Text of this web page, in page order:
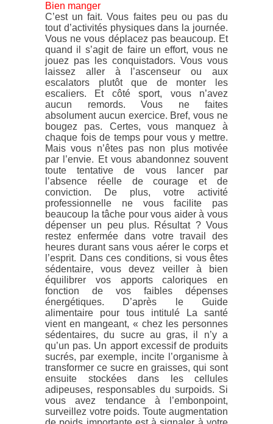
Bien manger
C’est un fait. Vous faites peu ou pas du
tout d’activités physiques dans la journée.
Vous ne vous déplacez pas beaucoup. Et
quand il s’agit de faire un effort, vous ne
jouez pas les conquistadors. Vous vous
laissez aller à l’ascenseur ou aux
escalators plutôt que de monter les
escaliers. Et côté sport, vous n’avez
aucun remords. Vous ne faites
absolument aucun exercice. Bref, vous ne
bougez pas. Certes, vous manquez à
chaque fois de temps pour vous y mettre.
Mais vous n’êtes pas non plus motivée
par l’envie. Et vous abandonnez souvent
toute tentative de vous lancer par
l’absence réelle de courage et de
conviction. De plus, votre activité
professionnelle ne vous facilite pas
beaucoup la tâche pour vous aider à vous
dépenser un peu plus. Résultat ? Vous
restez enfermée dans votre travail des
heures durant sans vous aérer le corps et
l’esprit. Dans ces conditions, si vous êtes
sédentaire, vous devez veiller à bien
équilibrer vos apports caloriques en
fonction de vos faibles dépenses
énergétiques. D’après le Guide
alimentaire pour tous intitulé La santé
vient en mangeant, « chez les personnes
sédentaires, du sucre au gras, il n’y a
qu’un pas. Un apport excessif de produits
sucrés, par exemple, incite l’organisme à
transformer ce sucre en graisses, qui sont
ensuite stockées dans les cellules
adipeuses, responsables du surpoids. Si
vous avez tendance à l’embonpoint,
surveillez votre poids. Toute augmentation